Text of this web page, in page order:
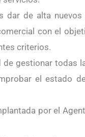
dar de alta
con el
criterios.
gestionar todas
el estado
por el